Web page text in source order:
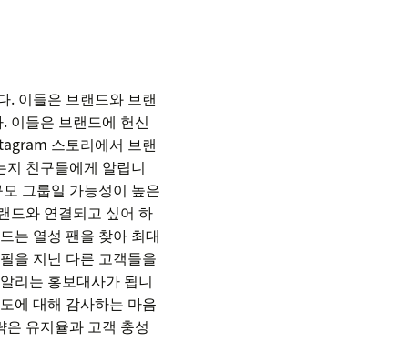
. 이들은 브랜드와 브랜
이들은 브랜드에 헌신
스토리에서 브랜
친구들에게 알립니
그룹일 가능성이 높은
드와 연결되고 싶어 하
는 열성 팬을 찾아 최대
을 지닌 다른 고객들을
리는 홍보대사가 됩니
에 대해 감사하는 마음
은 유지율과 고객 충성